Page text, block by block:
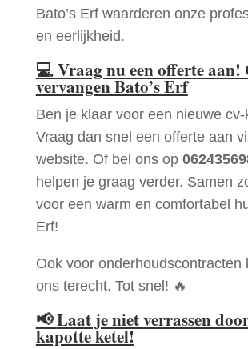
Bato’s Erf waarderen onze
en eerlijkheid.
💻Vraag nu een offerte aan!
vervangen Bato’s Erf
Ben je klaar voor een nieuwe
Vraag dan snel een offerte aan
website. Of bel ons op
helpen je graag verder. Samen
voor een warm en comfortabel
Erf!
Ook voor onderhoudscontracten
ons terecht. Tot snel! 🔥
📢Laat je niet verrassen
kapotte ketel!